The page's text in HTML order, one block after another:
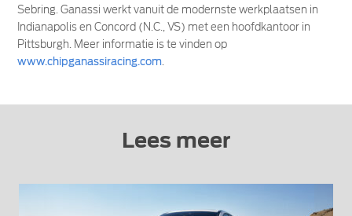
Sebring. Ganassi werkt vanuit de modernste werkplaatsen in
Indianapolis en Concord (N.C., VS) met een hoofdkantoor in
Pittsburgh. Meer informatie is te vinden op
www.chipganassiracing.com.
Lees meer